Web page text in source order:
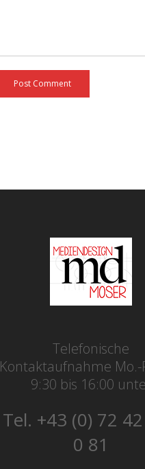
Post Comment
Telefonische
Kontaktaufnahme Mo.-
9:30 bis 16:00
Tel. +43 (0) 72
0 81